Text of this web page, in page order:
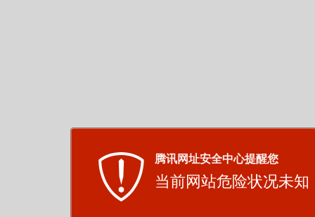
腾讯网址安全中心提醒您
当前网站危险状况未知